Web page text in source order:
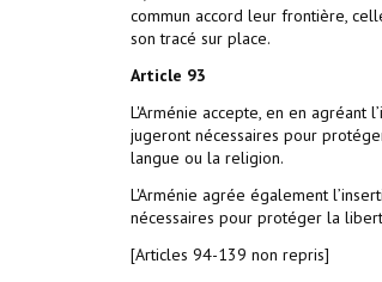
commun accord leur frontière,
son tracé sur place.
Article 93
L'Arménie accepte, en en agréant
jugeront nécessaires pour
langue ou la religion.
L'Arménie agrée également
nécessaires pour protéger la
[Articles 94-139 non repris]